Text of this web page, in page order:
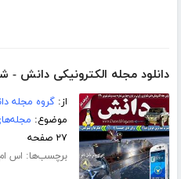
دانلود مجله الکترونیکی دانش -
از:گروه مجله
موضوع:
۲۷ صفحه
برچسب‌ها: اس